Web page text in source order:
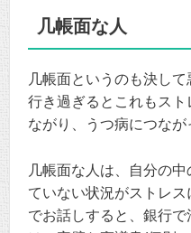
几帳面な人
几帳面というのも決して
行き過ぎるとこれもス
ながり、うつ病につなが
几帳面な人は、自分の
ていない状況がストレ
でお話しすると、銀行